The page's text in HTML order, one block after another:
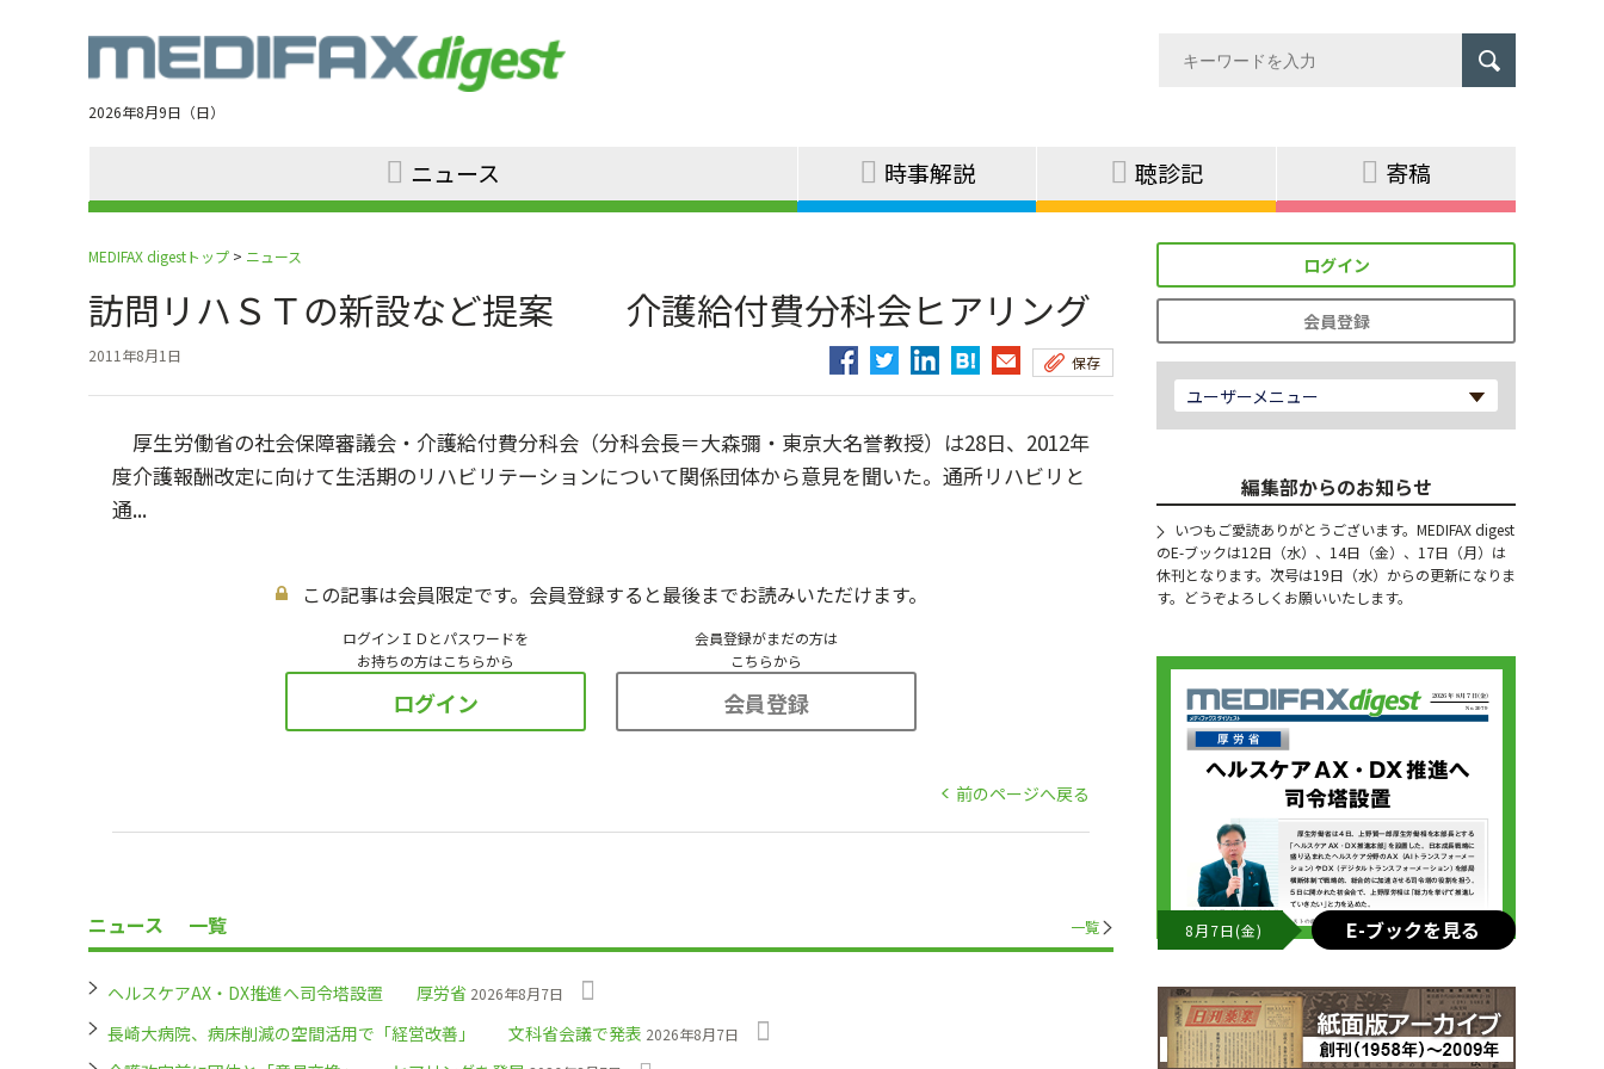
navigation
2026年8月9日（日）
ニュース 時事解説 聴診記 寄稿
MEDIFAX digestトップ > ニュース
訪問リハＳＴの新設など提案 介護給付費分科会ヒアリング
2011年8月1日 保存
厚生労働省の社会保障審議会・介護給付費分科会（分科会長＝大森彌・東京大名誉教授）は28日、2012年
度介護報酬改定に向けて生活期のリハビリテーションについて関係団体から意見を聞いた。通所リハビリと
通...
この記事は会員限定です。会員登録すると最後までお読みいただけます。
ログインＩＤとパスワードを
お持ちの方はこちらから
ログイン
会員登録がまだの方は
こちらから
会員登録
前のページへ戻る
ニュース 一覧 一覧
ヘルスケアAX・DX推進へ司令塔設置 厚労省 2026年8月7日
長崎大病院、病床削減の空間活用で「経営改善」 文科省会議で発表 2026年8月7日
ログイン
会員登録
ユーザーメニュー
編集部からのお知らせ
いつもご愛読ありがとうございます。MEDIFAX digest
のE-ブックは12日（水）、14日（金）、17日（月）は
休刊となります。次号は19日（水）からの更新になりま
す。どうぞよろしくお願いいたします。
8月7日(金) E-ブックを見る